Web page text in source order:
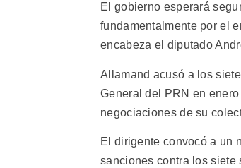
El gobierno esperará
fundamentalmente por el
encabeza el diputado
Allamand acusó a los
General del PRN en
negociaciones de su
El dirigente convocó a un
sanciones contra los